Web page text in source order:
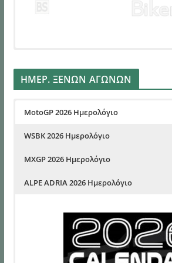
ΗΜΕΡ. ΞΕΝΩΝ ΑΓΩΝΩΝ
MotoGP 2026 Ημερολόγιο
WSBK 2026 Ημερολόγιο
MXGP 2026 Ημερολόγιο
ALPE ADRIA 2026 Ημερολόγιο